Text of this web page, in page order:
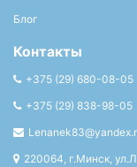
Блог
Контакты
+375 (29) 680-08-05
+375 (29) 838-98-05
220064, г.Минск,